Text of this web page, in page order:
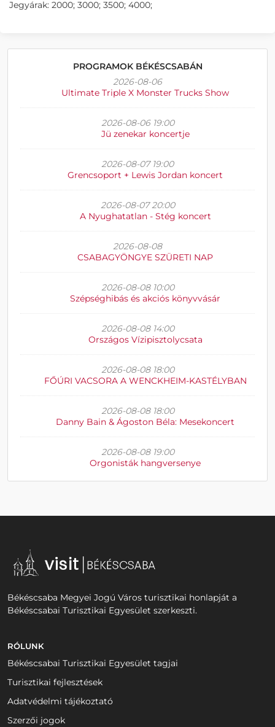
Jegyárak: 2000; 3000; 3500; 4000;
PROGRAMOK BÉKÉSCSABÁN
2026-08-06
Ultimate Triple X Monster Trucks Show
2026-08-06 19:00
Jü zenekar koncertje
2026-08-07 19:00
Grencsoport + Lewis Jordan koncert
2026-08-07 20:00
A Nyughatatlan - Stég koncert
2026-08-08
CSABAGYÖNGYE SZÜRETI NAP
2026-08-08 10:00
Szépséghibás és akciós könyvvásár
2026-08-08 14:00
Országos Vízipisztolycsata
2026-08-08 18:00
FŐÚRI VACSORA A WENCKHEIM-KASTÉLYBAN
2026-08-08 18:00
Danny Bain & Ágoston Béla: Mesekoncert
2026-08-08 19:00
Orgonisták hangversenye
Békéscsaba Megyei Jogú Város turisztikai honlapját a
Békéscsabai Turisztikai Egyesület szerkeszti.
RÓLUNK
Békéscsabai Turisztikai Egyesület tagjai
Turisztikai fejlesztések
Adatvédelmi tájékoztató
Szerzői jogok